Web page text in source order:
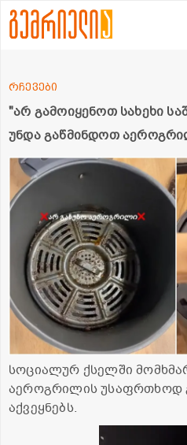
"არ გამოიყენოთ სახეხი
უნდა გაწმინდოთ
რჩევები
სოციალურ ქსელში
აეროგრილის უსაფრთხოდ
აქვეყნებს.